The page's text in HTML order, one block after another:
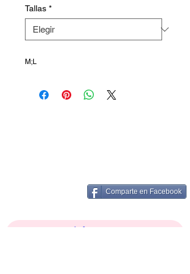
Tallas *
M;L
Comparte en Facebook